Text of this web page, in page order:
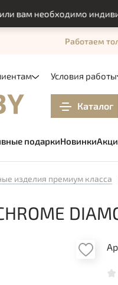
необходимо
Условия работы
Работаем
Каталог
подаркиНовинки
изделия премиум класса